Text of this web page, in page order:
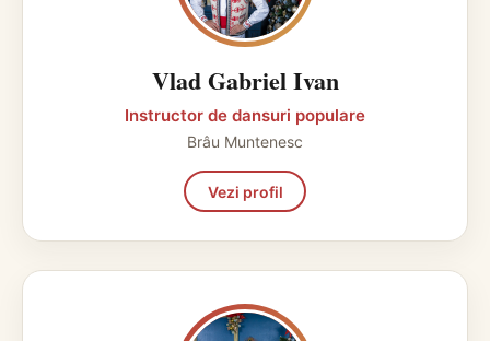
Vlad Gabriel Ivan
Instructor de dansuri populare
Brâu Muntenesc
Vezi profil